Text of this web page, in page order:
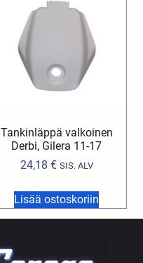
Tankinläppä valkoinen
Derbi, Gilera 11-17
24,18 € SIS. ALV
Lisää ostoskoriin